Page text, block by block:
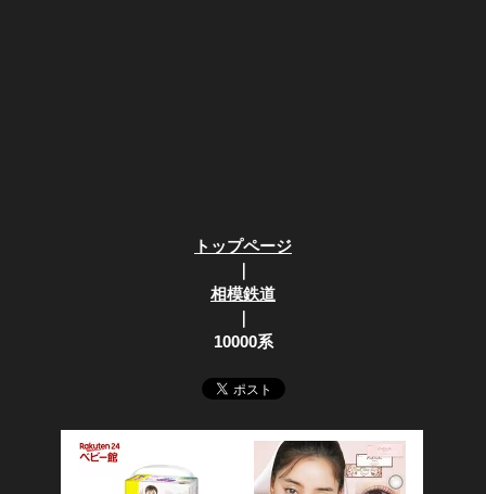
トップページ
｜
相模鉄道
｜
10000系